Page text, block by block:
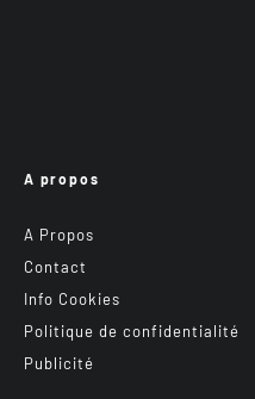
A propos
A Propos
Contact
Info Cookies
Politique de confidentialité
Publicité